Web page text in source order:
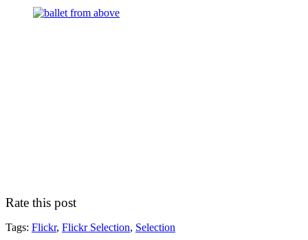
Rate this post
Tags: Flickr, Flickr Selection, Selection